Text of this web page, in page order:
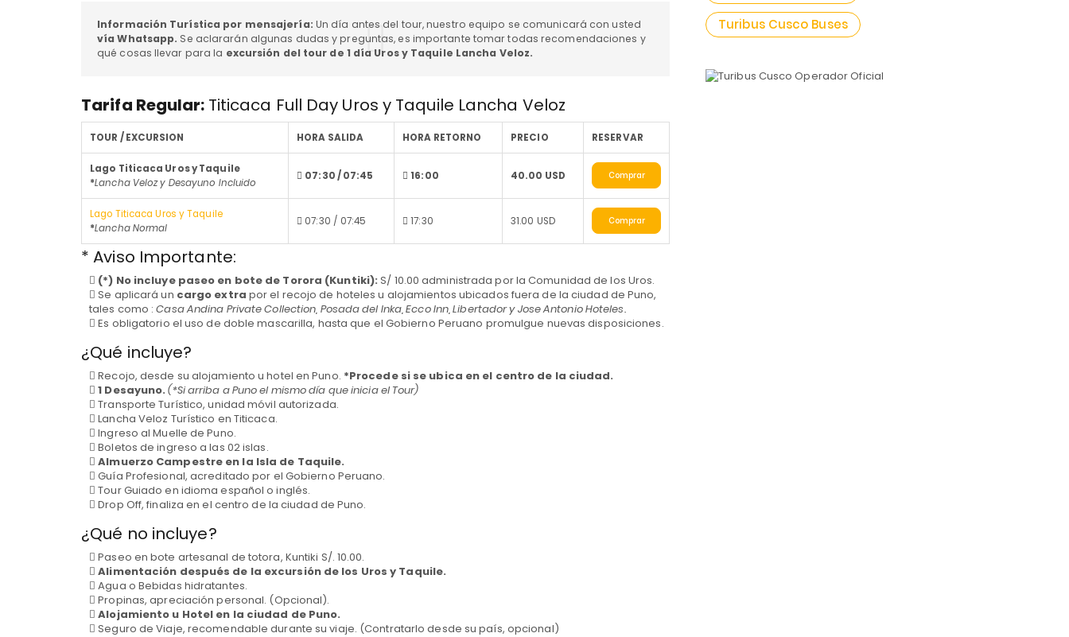
Información Turística por mensajería: Un día antes del tour, nuestro equipo se comunicará con usted
vía Whatsapp. Se aclararán algunas dudas y preguntas, es importante tomar todas recomendaciones y
qué cosas llevar para la excursión del tour de 1 día Uros y Taquile Lancha Veloz.
Tarifa Regular: Titicaca Full Day Uros y Taquile Lancha Veloz
TOUR / EXCURSION HORA SALIDA HORA RETORNO PRECIO RESERVAR
Lago Titicaca Uros y Taquile
*Lancha Veloz y Desayuno Incluido
07:30 / 07:45 16:00 40.00 USD Comprar
Lago Titicaca Uros y Taquile
*Lancha Normal
07:30 / 07:45 17:30 31.00 USD Comprar
* Aviso Importante:
(*) No incluye paseo en bote de Torora (Kuntiki):S/ 10.00 administrada por la Comunidad de los Uros.
Se aplicará un cargo extra por el recojo de hoteles u alojamientos ubicados fuera de la ciudad de Puno,
tales como :Casa Andina Private Collection, Posada del Inka, Ecco Inn, Libertador y Jose Antonio Hoteles.
Es obligatorio el uso de doble mascarilla, hasta que el Gobierno Peruano promulgue nuevas disposiciones.
¿Qué incluye?
Recojo, desde su alojamiento u hotel en Puno. *Procede si se ubica en el centro de la ciudad.
1 Desayuno.(*Si arriba a Puno el mismo día que inicia el Tour)
Transporte Turístico, unidad móvil autorizada.
Lancha Veloz Turístico en Titicaca.
Ingreso al Muelle de Puno.
Boletos de ingreso a las 02 islas.
Almuerzo Campestre en la Isla de Taquile.
Guía Profesional, acreditado por el Gobierno Peruano.
Tour Guiado en idioma español o inglés.
Drop Off, finaliza en el centro de la ciudad de Puno.
¿Qué no incluye?
Paseo en bote artesanal de totora, Kuntiki S/. 10.00.
Alimentación después de la excursión de los Uros y Taquile.
Agua o Bebidas hidratantes.
Propinas, apreciación personal. (Opcional).
Alojamiento u Hotel en la ciudad de Puno.
Seguro de Viaje, recomendable durante su viaje. (Contratarlo desde su país, opcional)
Turibus Cusco Buses